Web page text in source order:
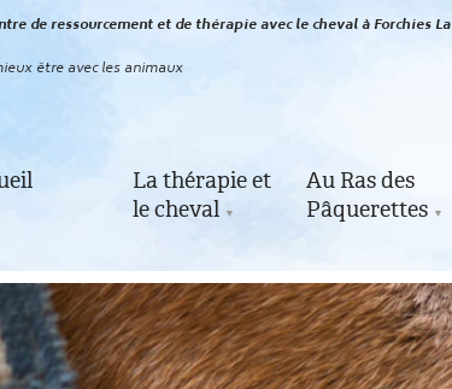
de ressourcement et de thérapie avec le cheval à Forchies La
être avec les animaux
La thérapie et
le cheval
Au Ras des
Pâquerettes